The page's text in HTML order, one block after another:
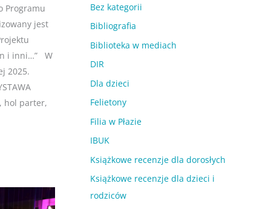
Programu
jest
i inni…” W
2025.
hol parter,
Bez kategorii
Bibliografia
Biblioteka w mediach
DIR
Dla dzieci
Felietony
Filia w Płazie
IBUK
Książkowe recenzje dla dorosłych
Książkowe recenzje dla dzieci i
rodziców